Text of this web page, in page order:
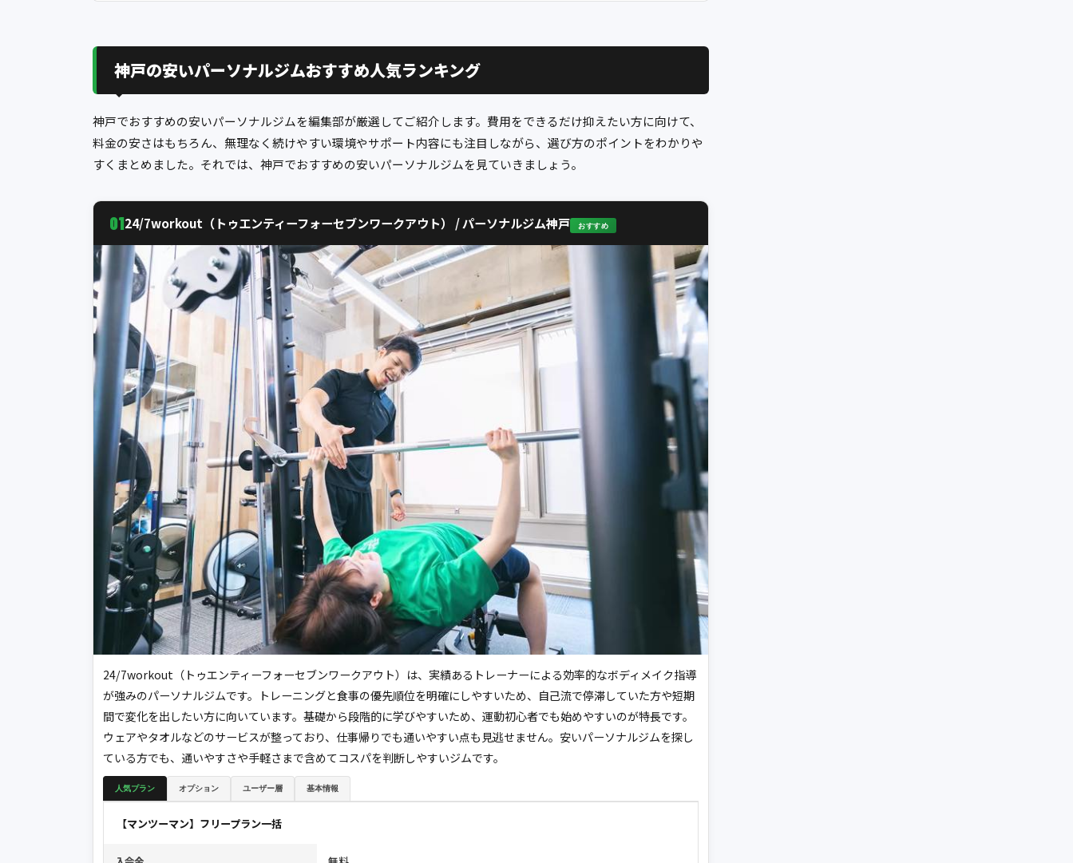
神戸の安いパーソナルジムおすすめ人気ランキング
神戸でおすすめの安いパーソナルジムを編集部が厳選してご紹介します。費用をできるだけ抑えたい方に向けて、
料金の安さはもちろん、無理なく続けやすい環境やサポート内容にも注目しながら、選び方のポイントをわかりや
すくまとめました。それでは、神戸でおすすめの安いパーソナルジムを見ていきましょう。
0124/7workout（トゥエンティーフォーセブンワークアウト） / パーソナルジム神戸 おすすめ
24/7workout（トゥエンティーフォーセブンワークアウト）は、実績あるトレーナーによる効率的なボディメイク指導
が強みのパーソナルジムです。トレーニングと食事の優先順位を明確にしやすいため、自己流で停滞していた方や短期
間で変化を出したい方に向いています。基礎から段階的に学びやすいため、運動初心者でも始めやすいのが特長です。
ウェアやタオルなどのサービスが整っており、仕事帰りでも通いやすい点も見逃せません。安いパーソナルジムを探し
ている方でも、通いやすさや手軽さまで含めてコスパを判断しやすいジムです。
人気プラン オプション ユーザー層 基本情報
【マンツーマン】フリープラン一括